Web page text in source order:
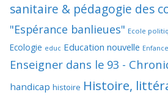
sanitaire & pédagogie des
"Espérance banlieues" Ecole
Ecologie educ Education nouvelle
Enseigner dans le 93 -
handicap histoire Histoire,